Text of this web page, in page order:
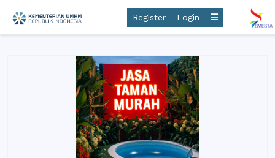
Register Login